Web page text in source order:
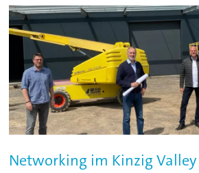
Networking im Kinzig Valley